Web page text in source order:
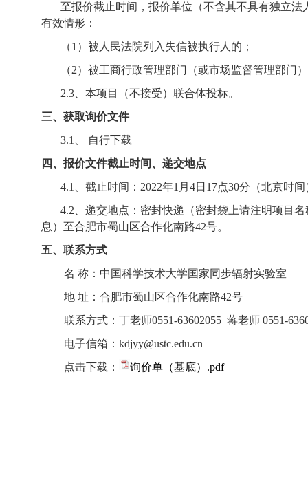
至报价截止时间，报价单位（不含其不具有独立
有效情形：
（1 ）被人民法院列入失信被执行人的；
（2）被工商行政管理部门（或市场监督管理部门
2.3、本项目（不接受）联合体投标。
三、获取询价文件
3.1
、 自行下载
四、报价文件截止时间、递交地点
4.1
、截止时间： 2022年1 月 4日 17点30分（北京时间
4.2 、递交地点：密封快递（密封袋上请注明项目
息）至合肥市蜀山区合作化南路42号。
五、联系方式
名 称：中国科学技术大学国家同步辐射实验室
地 址：合肥市蜀山区合作化南路42号
联系方式：丁老师0551-63602055 蒋老师 0551-
电子信箱： kdjyy@ustc.edu.cn
点击下载：
询价单（基底）.pdf